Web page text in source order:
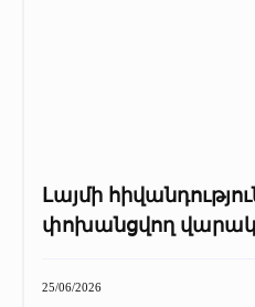
Լայմի
փոխանցվող
25/06/2026